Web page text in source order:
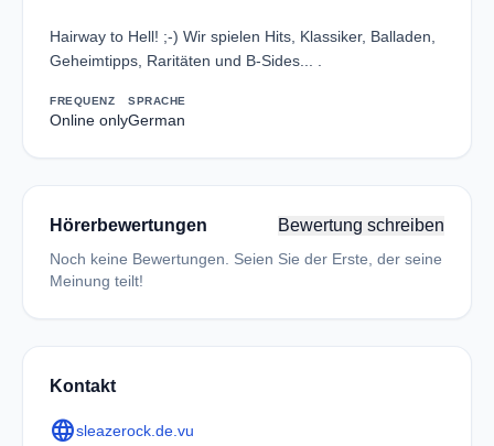
Hairway to Hell! ;-) Wir spielen Hits, Klassiker, Balladen,
Geheimtipps, Raritäten und B-Sides... .
FREQUENZ
Online only
SPRACHE
German
Hörerbewertungen Bewertung schreiben
Noch keine Bewertungen. Seien Sie der Erste, der seine
Meinung teilt!
Kontakt
languagesleazerock.de.vu